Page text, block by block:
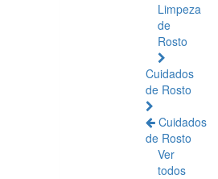
Limpeza
de
Rosto
Cuidados
de Rosto
Cuidados
de Rosto
Ver
todos